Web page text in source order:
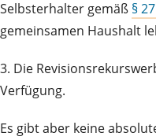
Selbsterhalter gemäß §
gemeinsamen Haushalt
3. Die
Verfügung.
Es gibt aber keine